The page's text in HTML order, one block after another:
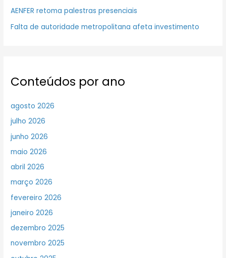
AENFER retoma palestras presenciais
Falta de autoridade metropolitana afeta investimento
Conteúdos por ano
agosto 2026
julho 2026
junho 2026
maio 2026
abril 2026
março 2026
fevereiro 2026
janeiro 2026
dezembro 2025
novembro 2025